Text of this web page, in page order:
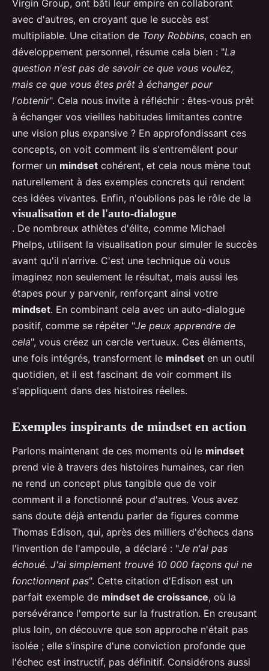
Virgin Group, ont bâti leur empire en collaborant
avec d'autres, en croyant que le succès est
multipliable. Une citation de Tony Robbins, coach en
développement personnel, résume cela bien : "La
question n'est pas de savoir ce que vous voulez,
mais ce que vous êtes prêt à échanger pour
l'obtenir". Cela nous invite à réfléchir : êtes-vous prêt
à échanger vos vieilles habitudes limitantes contre
une vision plus expansive ? En approfondissant ces
concepts, on voit comment ils s'entremêlent pour
former un mindset cohérent, et cela nous mène tout
naturellement à des exemples concrets qui rendent
ces idées vivantes. Enfin, n'oublions pas le rôle de la
visualisation et de l'auto-dialogue
. De nombreux athlètes d'élite, comme Michael
Phelps, utilisent la visualisation pour simuler le succès
avant qu'il n'arrive. C'est une technique où vous
imaginez non seulement le résultat, mais aussi les
étapes pour y parvenir, renforçant ainsi votre
mindset. En combinant cela avec un auto-dialogue
positif, comme se répéter "Je peux apprendre de
cela", vous créez un cercle vertueux. Ces éléments,
une fois intégrés, transforment le mindset en un outil
quotidien, et il est fascinant de voir comment ils
s'appliquent dans des histoires réelles.
Exemples inspirants de mindset en action
Parlons maintenant de ces moments où le mindset
prend vie à travers des histoires humaines, car rien
ne rend un concept plus tangible que de voir
comment il a fonctionné pour d'autres. Vous avez
sans doute déjà entendu parler de figures comme
Thomas Edison, qui, après des milliers d'échecs dans
l'invention de l'ampoule, a déclaré : "Je n'ai pas
échoué. J'ai simplement trouvé 10 000 façons qui ne
fonctionnent pas". Cette citation d'Edison est un
parfait exemple de mindset de croissance, où la
persévérance l'emporte sur la frustration. En creusant
plus loin, on découvre que son approche n'était pas
isolée ; elle s'inspire d'une conviction profonde que
l'échec est instructif, pas définitif. Considérons aussi